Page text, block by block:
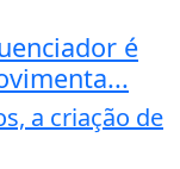
é
a criação de